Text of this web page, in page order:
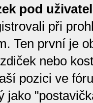
pod
při
Ten první je
nebo
pozici ve
jako